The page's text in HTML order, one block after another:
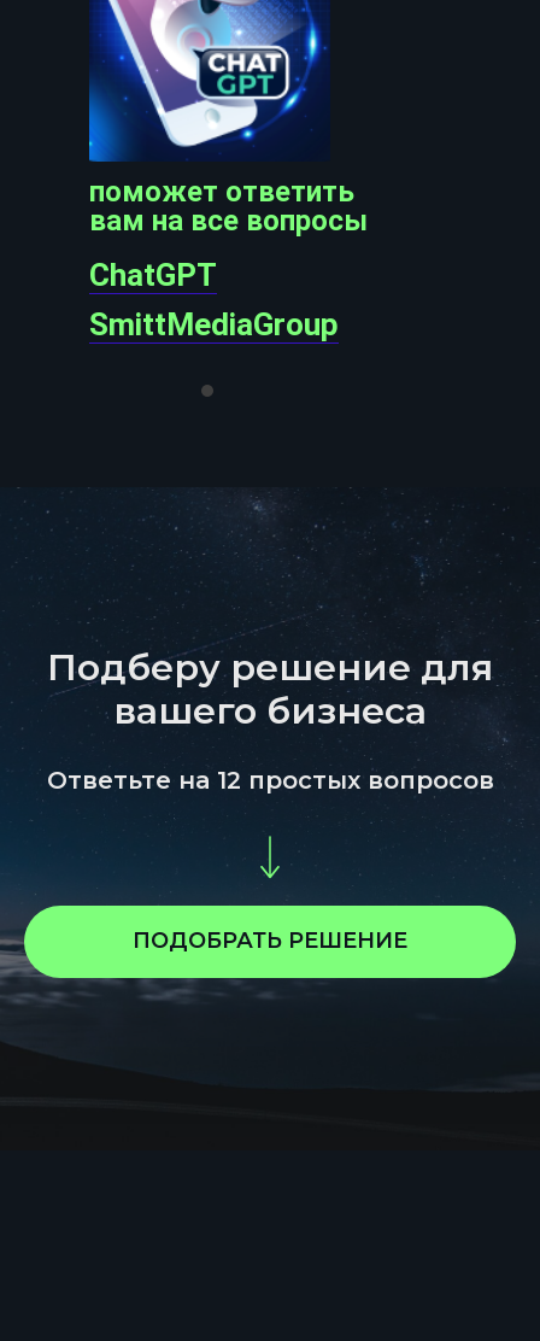
поможет ответить
вам на все вопросы
ChatGPT
SmittMediaGroup
Подберу решение для
вашего бизнеса
Ответьте на 12 простых вопросов
ПОДОБРАТЬ РЕШЕНИЕ